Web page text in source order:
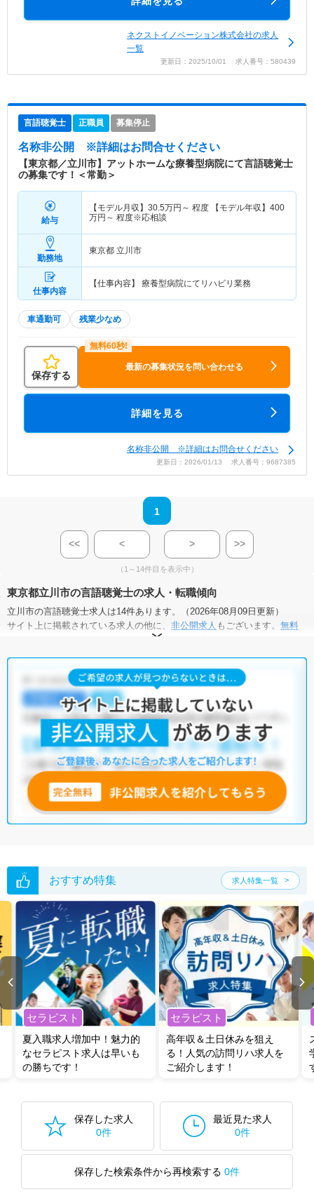
ネクストイノベーション株式会社の求人
一覧
更新日：2025/10/01 求人番号：580439
言語聴覚士 正職員 募集停止
名称非公開 ※詳細はお問合せください
【東京都／立川市】アットホームな療養型病院にて言語聴覚士
の募集です！＜常勤＞
給与
【モデル月収】 30.5万円～ 程度 【モデル年収】 400
万円～ 程度※応相談
勤務地
東京都 立川市
仕事内容
【仕事内容】 療養型病院にてリハビリ業務
車通勤可 残業少なめ
保存する
最新の募集状況を問い合わせる
詳細を見る
名称非公開 ※詳細はお問合せください
更新日：2026/01/13 求人番号：9687385
1
<< < > >>
（1～14件目を表示中）
東京都立川市の言語聴覚士の求人・転職傾向
立川市の言語聴覚士求人は14件あります。（2026年08月09日更新）
サイト上に掲載されている求人の他に、 非公開求人 もございます。 無料
にお申し込みいただくと、全求人からご希望条件に合
立川市の言語聴覚士求人では以下のような条件が人気です。
土日祝休・積極採用中・ 新卒OK ・ 正社員(正職員)
介護福祉施設・訪問リハビリ(在宅医療)・小児リハビリ ・
他の条件でも人気の求人がございますので、「こだわり条件」から検索
いただくか、お気軽にお問い合わせください。
全国の言語聴覚士求人から検索いただくことも可能です。
無料転職支援サービス
にお申し込みいただくと、ご希望条件をヒアリン
グした上で求人をご提案いたします。
ご希望条件がまだ定まっていない方は人気の希望条件をピックアップし
おすすめ特集 求人特集一覧
セラピスト
夏入職求人増加中！魅力的
なセラピスト求人は早いも
の勝ちです！
セラピスト
高年収＆土日休みを狙え
る！人気の訪問リハ求人を
ご紹介します！
保存した求人
0件
最近見た求人
0件
保存した検索条件から再検索する 0件